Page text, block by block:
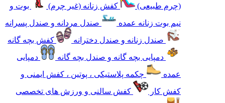
(چرم طبیعی)
کفش زنانه (غیر چرم)
بوت و
نیم بوت زنانه عمده
صندل مردانه و صندل پسرانه
صندل زنانه و صندل دخترانه
کفش بچه گانه
دمپایی بچه گانه و صندل بچه گانه
دمپایی
عمده
چکمه پلاستیکی ، پوتین ، کفش ایمنی و
کفش کار
کفش سالنی و ورزش های تخصصی